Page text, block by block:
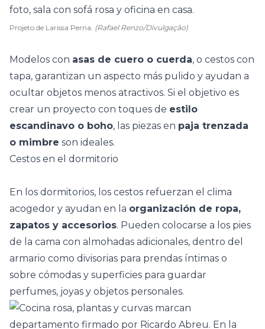
Projeto de Larissa Perna. (Rafael Renzo/Divulgação)
Modelos con asas de cuero o cuerda, o cestos con
tapa, garantizan un aspecto más pulido y ayudan a
ocultar objetos menos atractivos. Si el objetivo es
crear un proyecto con toques de estilo
escandinavo o boho, las piezas en paja trenzada
o mimbre son ideales.
Cestos en el dormitorio
En los dormitorios, los cestos refuerzan el clima
acogedor y ayudan en la organización de ropa,
zapatos y accesorios. Pueden colocarse a los pies
de la cama con almohadas adicionales, dentro del
armario como divisorias para prendas íntimas o
sobre cómodas y superficies para guardar
perfumes, joyas y objetos personales.